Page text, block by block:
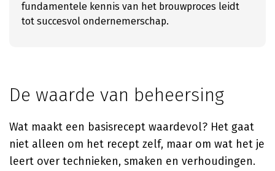
fundamentele kennis van het brouwproces leidt
tot succesvol ondernemerschap.
De waarde van beheersing
Wat maakt een basisrecept waardevol? Het gaat
niet alleen om het recept zelf, maar om wat het je
leert over technieken, smaken en verhoudingen.